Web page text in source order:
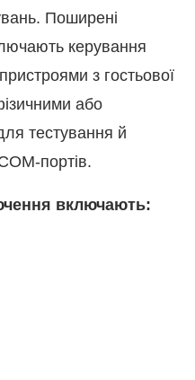
Поширені
керування
з гостьової
або
тестування й
портів.
включають: